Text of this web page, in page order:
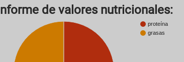
Informe de valores nutricionales:
proteína
grasas